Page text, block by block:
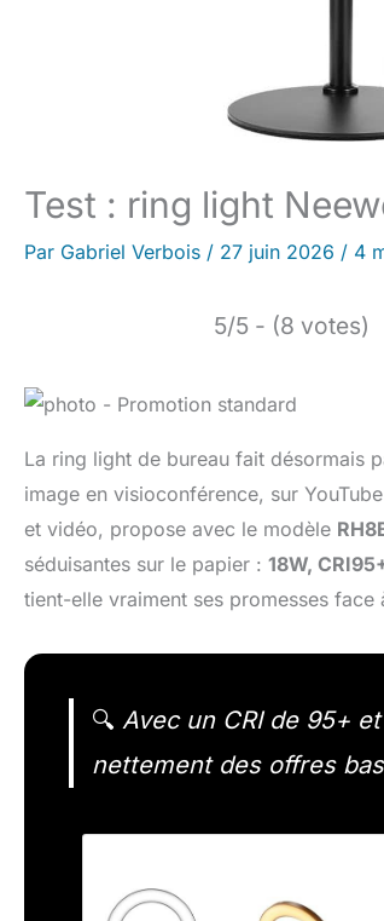
Test : ring light
Par Gabriel Verbois / 27 juin 2026 / 4
5/5 - (8 votes)
La ring light de bureau fait désormais
image en visioconférence, sur
et vidéo, propose avec le modèle
séduisantes sur le papier : 18W,
tient-elle vraiment ses promesses
🔍 Avec un CRI de 95+
nettement des offres